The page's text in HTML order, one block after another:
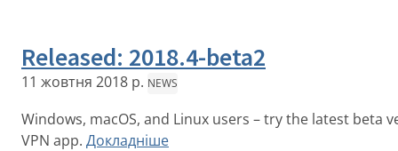
Released: 2018.4-beta2
11 жовтня 2018 р. NEWS
Windows, macOS, and Linux users – try the latest beta
VPN app. Докладніше